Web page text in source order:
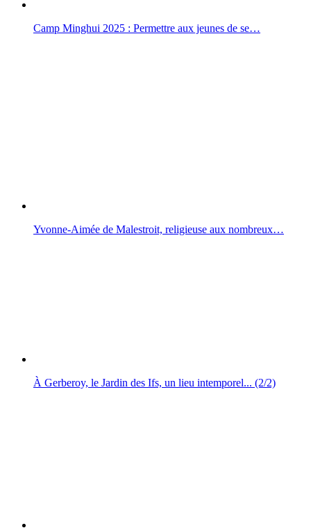
Camp Minghui 2025 : Permettre aux jeunes de se…
Yvonne-Aimée de Malestroit, religieuse aux nombreux…
À Gerberoy, le Jardin des Ifs, un lieu intemporel... (2/2)